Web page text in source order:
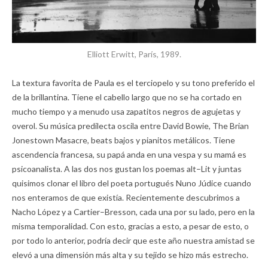
Elliott Erwitt, París, 1989.
La textura favorita de Paula es el terciopelo y su tono preferido el
de la brillantina. Tiene el cabello largo que no se ha cortado en
mucho tiempo y a menudo usa zapatitos negros de agujetas y
overol. Su música predilecta oscila entre David Bowie, The Brian
Jonestown Masacre, beats bajos y pianitos metálicos. Tiene
ascendencia francesa, su papá anda en una vespa y su mamá es
psicoanalista. A las dos nos gustan los poemas alt–Lit y juntas
quisimos clonar el libro del poeta portugués Nuno Júdice cuando
nos enteramos de que existía. Recientemente descubrimos a
Nacho López y a Cartier–Bresson, cada una por su lado, pero en la
misma temporalidad. Con esto, gracias a esto, a pesar de esto, o
por todo lo anterior, podría decir que este año nuestra amistad se
elevó a una dimensión más alta y su tejido se hizo más estrecho.